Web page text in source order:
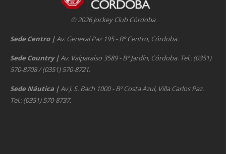
© 2026 Jockey Club Córdoba
Sede Centro |Av. General Paz 195 - Bº Centro, Córdoba.
Sede Country |Av. Valparaíso 3589 - Bº Jardín, Córdoba. Tel.: (0351)
570-8708 / (0351) 570-8721.
Sede Náutica |Av J. S. Bach 1000 - Bº Costa Azul, Villa Carlos Paz.
Tel.: (0351) 570-8737.